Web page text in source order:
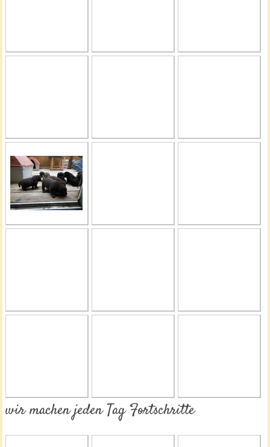
wir machen jeden Tag Fortschritte